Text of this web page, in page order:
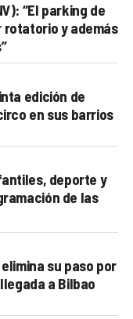
“El parking de
rotatorio y además
edición de
en sus barrios
deporte y
de las
su paso por
a Bilbao